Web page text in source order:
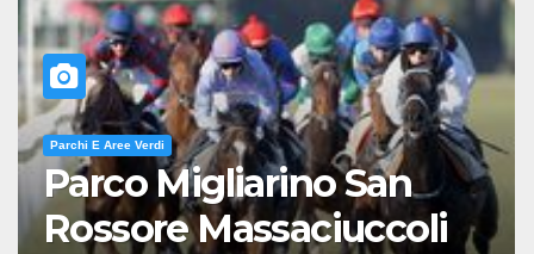
Parchi E Aree Verdi
Parco Migliarino San
Rossore Massaciuccoli